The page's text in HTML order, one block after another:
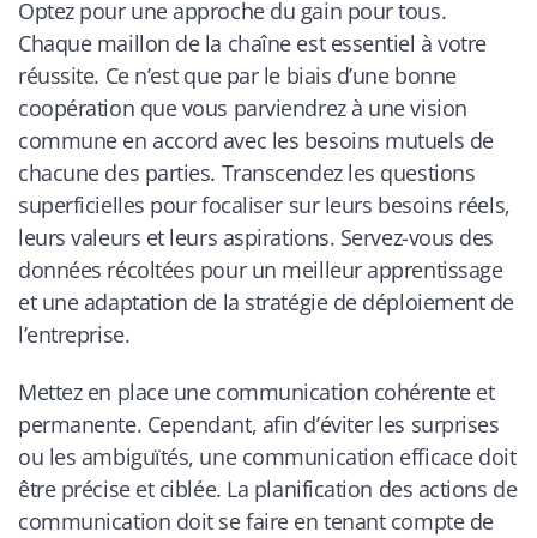
Optez pour une approche du gain pour tous.
Chaque maillon de la chaîne est essentiel à votre
réussite. Ce n’est que par le biais d’une bonne
coopération que vous parviendrez à une vision
commune en accord avec les besoins mutuels de
chacune des parties. Transcendez les questions
superficielles pour focaliser sur leurs besoins réels,
leurs valeurs et leurs aspirations. Servez-vous des
données récoltées pour un meilleur apprentissage
et une adaptation de la stratégie de déploiement de
l’entreprise.
Mettez en place une communication cohérente et
permanente. Cependant, afin d’éviter les surprises
ou les ambiguïtés, une communication efficace doit
être précise et ciblée. La planification des actions de
communication doit se faire en tenant compte de